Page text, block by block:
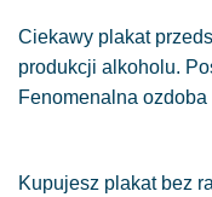
Ciekawy plakat
produkcji alkoholu.
Fenomenalna
Kupujesz plakat bez